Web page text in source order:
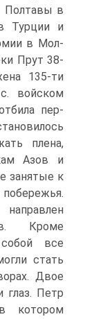
Полтавы в
Турции и
в Мол­
Прут 38-
135-ти
войском
пер­
плена,
Азов и
занятые к
Кроме
все
стать
Двое
глаз. Петр
котором